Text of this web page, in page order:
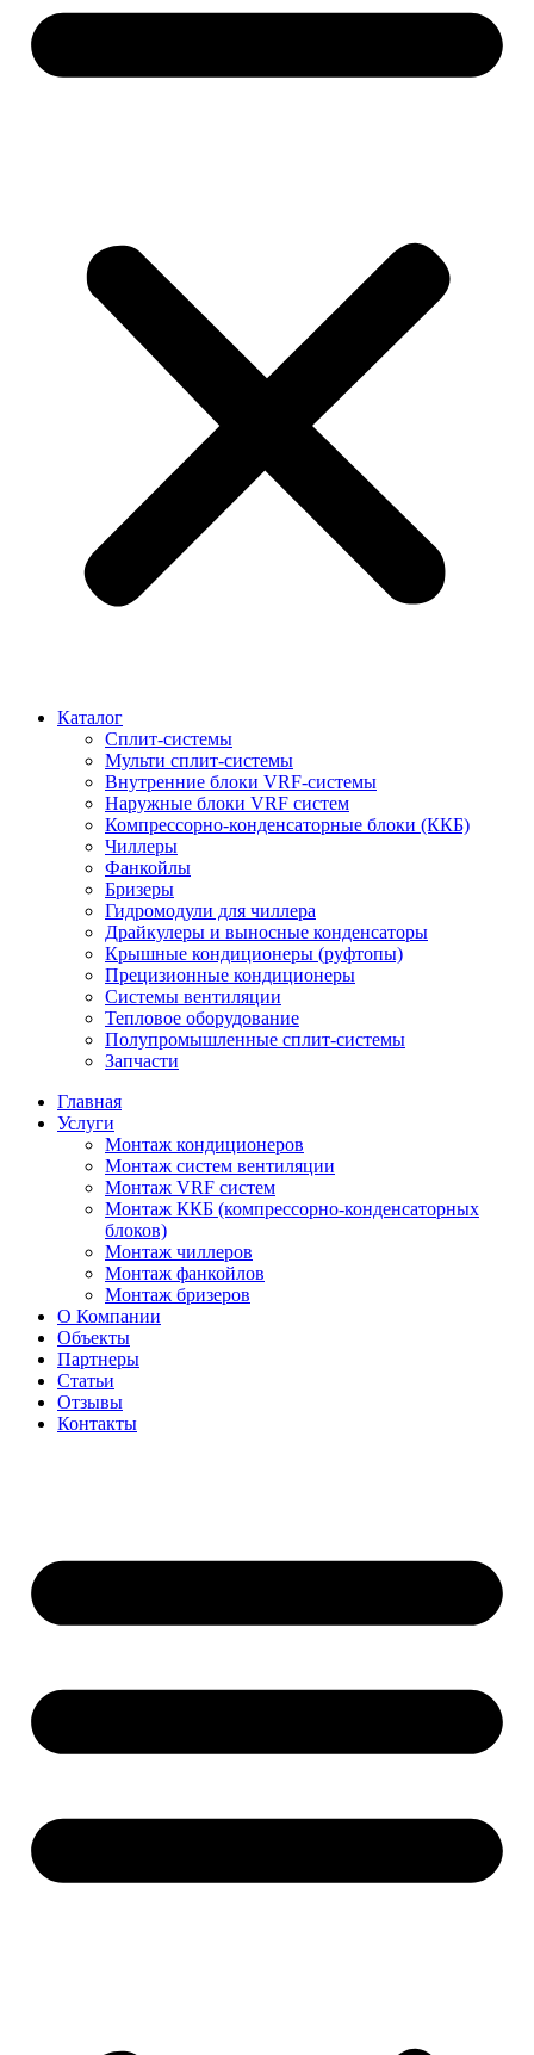
Каталог
Сплит-системы
Мульти сплит-системы
Внутренние блоки VRF-cистемы
Наружные блоки VRF cистем
Компрессорно-конденсаторные блоки (ККБ)
Чиллеры
Фанкойлы
Бризеры
Гидромодули для чиллера
Драйкулеры и выносные конденсаторы
Крышные кондиционеры (руфтопы)
Прецизионные кондиционеры
Системы вентиляции
Тепловое оборудование
Полупромышленные сплит-системы
Запчасти
Главная
Услуги
Монтаж кондиционеров
Монтаж cистем вентиляции
Монтаж VRF систем
Монтаж ККБ (компрессорно-конденсаторных
блоков)
Монтаж чиллеров
Монтаж фанкойлов
Монтаж бризеров
О Компании
Объекты
Партнеры
Статьи
Отзывы
Контакты